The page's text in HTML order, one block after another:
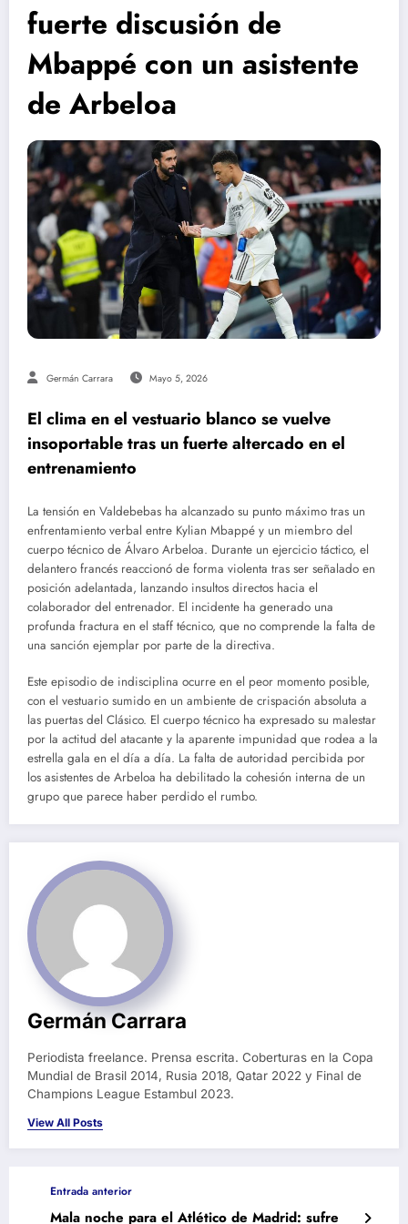
fuerte discusión de
Mbappé con un asistente
de Arbeloa
Germán Carrara Mayo 5, 2026
El clima en el vestuario blanco se vuelve
insoportable tras un fuerte altercado en el
entrenamiento
La tensión en Valdebebas ha alcanzado su punto máximo tras un
enfrentamiento verbal entre Kylian Mbappé y un miembro del
cuerpo técnico de Álvaro Arbeloa. Durante un ejercicio táctico, el
delantero francés reaccionó de forma violenta tras ser señalado en
posición adelantada, lanzando insultos directos hacia el
colaborador del entrenador. El incidente ha generado una
profunda fractura en el staff técnico, que no comprende la falta de
una sanción ejemplar por parte de la directiva.
Este episodio de indisciplina ocurre en el peor momento posible,
con el vestuario sumido en un ambiente de crispación absoluta a
las puertas del Clásico. El cuerpo técnico ha expresado su malestar
por la actitud del atacante y la aparente impunidad que rodea a la
estrella gala en el día a día. La falta de autoridad percibida por
los asistentes de Arbeloa ha debilitado la cohesión interna de un
grupo que parece haber perdido el rumbo.
Germán Carrara
Periodista freelance. Prensa escrita. Coberturas en la Copa
Mundial de Brasil 2014, Rusia 2018, Qatar 2022 y Final de
Champions League Estambul 2023.
View All Posts
Entrada anterior
Mala noche para el Atlético de Madrid: sufre